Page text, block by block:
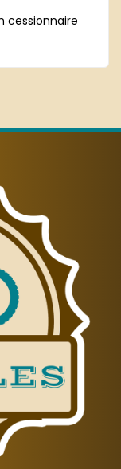
cessionnaire